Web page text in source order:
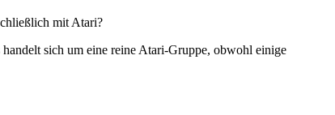
mit Atari?
sich um eine reine Atari-Gruppe, obwohl einige